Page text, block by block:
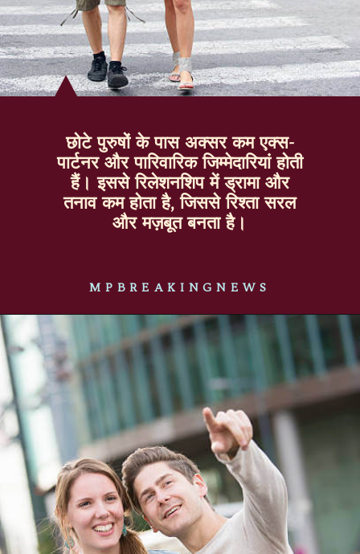
MPBREAKINGNEWS
छोटे पुरुषों के पास अक्सर कम एक्स-
पार्टनर और पारिवारिक जिम्मेदारियां होती
हैं। इससे रिलेशनशिप में ड्रामा और
तनाव कम होता है, जिससे रिश्ता सरल
और मज़बूत बनता है।